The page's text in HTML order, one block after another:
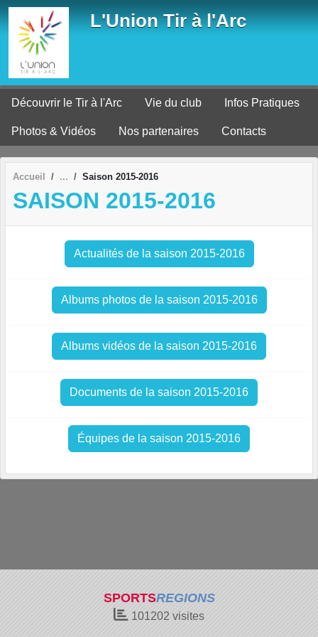
L'Union Tir à l'Arc
Découvrir le Tir à l'Arc Vie du club Infos Pratiques
Photos & Vidéos Nos partenaires Contacts
Accueil Saison 2015-2016
SAISON 2015-2016
Actualités de la saison 2015-2016
Albums photos de la saison 2015-2016
Albums vidéos de la saison 2015-2016
Documents de la saison 2015-2016
Équipes de la saison 2015-2016
SPORTSREGIONS
101202 visites
Panneau de gestion des cookies